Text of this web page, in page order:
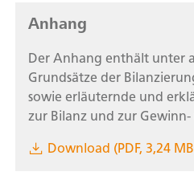
Anhang
Der Anhang enthält unter
Grundsätze der
sowie erläuternde und
zur Bilanz und zur
Download (PDF, 3,24